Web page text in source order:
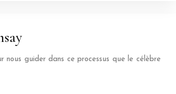
guider dans ce processus que le célèbre